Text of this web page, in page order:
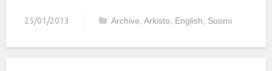
25/01/2013 Archive Arkisto English Suomi